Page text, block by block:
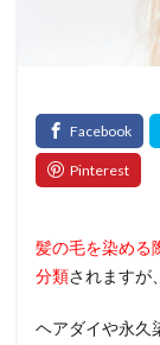
髪の毛を染める
分類されますが
ヘアダイや永久
営業日のお
髪質改善ト